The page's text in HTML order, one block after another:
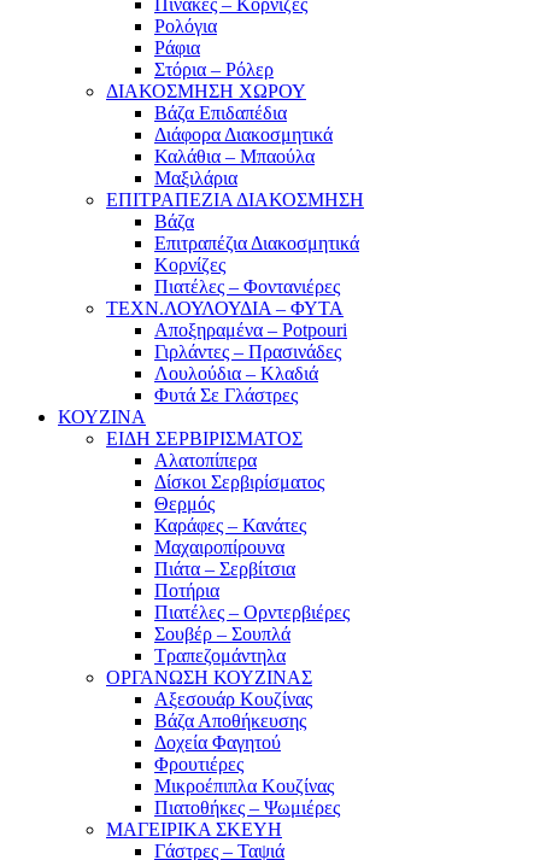
Πίνακες – Κορνίζες
Ρολόγια
Ράφια
Στόρια – Ρόλερ
ΔΙΑΚΟΣΜΗΣΗ ΧΩΡΟΥ
Βάζα Επιδαπέδια
Διάφορα Διακοσμητικά
Καλάθια – Μπαούλα
Μαξιλάρια
ΕΠΙΤΡΑΠΕΖΙΑ ΔΙΑΚΟΣΜΗΣΗ
Βάζα
Επιτραπέζια Διακοσμητικά
Κορνίζες
Πιατέλες – Φοντανιέρες
ΤΕΧΝ.ΛΟΥΛΟΥΔΙΑ – ΦΥΤΑ
Αποξηραμένα – Potpouri
Γιρλάντες – Πρασινάδες
Λουλούδια – Κλαδιά
Φυτά Σε Γλάστρες
ΚΟΥΖΙΝΑ
ΕΙΔΗ ΣΕΡΒΙΡΙΣΜΑΤΟΣ
Αλατοπίπερα
Δίσκοι Σερβιρίσματος
Θερμός
Καράφες – Κανάτες
Μαχαιροπίρουνα
Πιάτα – Σερβίτσια
Ποτήρια
Πιατέλες – Ορντερβιέρες
Σουβέρ – Σουπλά
Τραπεζομάντηλα
ΟΡΓΑΝΩΣΗ ΚΟΥΖΙΝΑΣ
Αξεσουάρ Κουζίνας
Βάζα Αποθήκευσης
Δοχεία Φαγητού
Φρουτιέρες
Μικροέπιπλα Κουζίνας
Πιατοθήκες – Ψωμιέρες
ΜΑΓΕΙΡΙΚΑ ΣΚΕΥΗ
Γάστρες – Ταψιά